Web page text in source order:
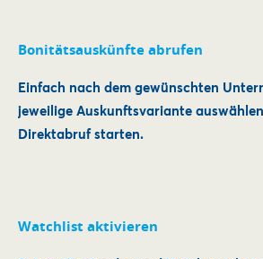
Bonitätsauskünfte abrufen
Einfach nach dem gewünschten
jeweilige Auskunftsvariante
Direktabruf starten.
Watchlist aktivieren